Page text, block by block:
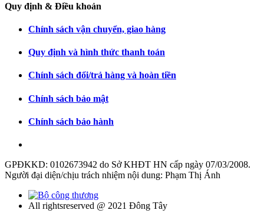
Quy định & Điều khoản
Chính sách vận chuyển, giao hàng
Quy định và hình thức thanh toán
Chính sách đổi/trả hàng và hoàn tiền
Chính sách bảo mật
Chính sách bảo hành
GPĐKKD: 0102673942 do Sở KHĐT HN cấp ngày 07/03/2008.
Người đại diện/chịu trách nhiệm nội dung: Phạm Thị Ánh
All rightsreserved @ 2021 Đông Tây